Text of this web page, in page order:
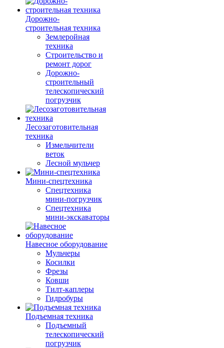
Дорожно-
строительная техника
Землеройная
техника
Строительство и
ремонт дорог
Дорожно-
строительный
телескопический
погрузчик
Лесозаготовительная
техника
Измельчители
веток
Лесной мульчер
Мини-спецтехника
Спецтехника
мини-погрузчик
Спецтехника
мини-экскаваторы
Навесное оборудование
Мульчеры
Косилки
Фрезы
Ковши
Тилт-каплеры
Гидробуры
Подъемная техника
Подъемный
телескопический
погрузчик